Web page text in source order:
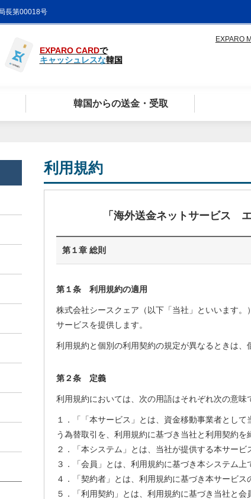
長第00018号
EXPARO CARDで
キャッシュレスな韓国
EXPARO
韓国からの送金・受取
利用規約
「海外送金ネットサービス
第１章 総則
第１条 利用規約の適用
株式会社シースクェア（以下「当社」といいます
サービスを提供します。
利用規約と個別の利用契約の規定が異なるときは、
第２条 定義
利用規約においては、次の用語はそれぞれ次の意味
１．「「本サービス」とは、資金移動事業者とし
う為替取引を、利用規約に基づき当社と利用契約
２．「本システム」とは、当社が提供する本サービ
３．「会員」とは、利用規約に基づき本システム
４．「契約者」とは、利用規約に基づき本サービ
５．「利用契約」とは、利用規約に基づき当社と